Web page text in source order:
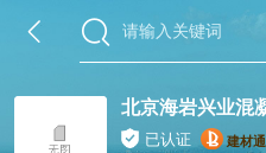
北京海岩兴业混
已认证 建材通